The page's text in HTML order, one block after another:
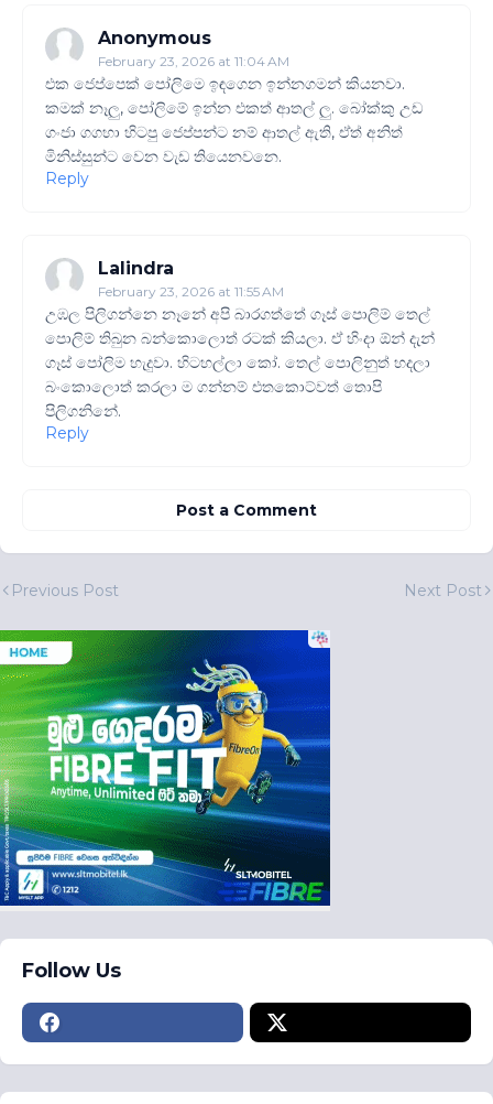
Anonymous
February 23, 2026 at 11:04 AM
එක ජෙප්පෙක් පෝලිමෙ ඉඳගෙන ඉන්නගමන් කියනවා.
කමක් නෑලු, පෝලිමේ ඉන්න එකත් ආතල් ලු. බෝක්කු උඩ
ගංජා ගගහා හිටපු ජෙප්පන්ට නම් ආතල් ඇති, ඒත් අනිත්
මිනිස්සුන්ට වෙන වැඩ තියෙනවනෙ.
Reply
Lalindra
February 23, 2026 at 11:55 AM
උඹල පිලිගන්නෙ නෑනේ අපි බාරගත්තේ ගෑස් පොලිම් තෙල්
පොලිම් තිබුන බන්කොලොත් රටක් කියලා. ඒ හිංදා ඕන් දැන්
ගෑස් පෝලිම හැදුවා. හිටහල්ලා කෝ. තෙල් පොලිනුත් හදලා
බංකොලොත් කරලා ම ගන්නම් එතකොට්වත් තොපි
පිලිගනිනේ.
Reply
Post a Comment
Previous Post Next Post
Follow Us